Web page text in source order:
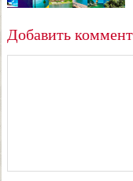
Добавить